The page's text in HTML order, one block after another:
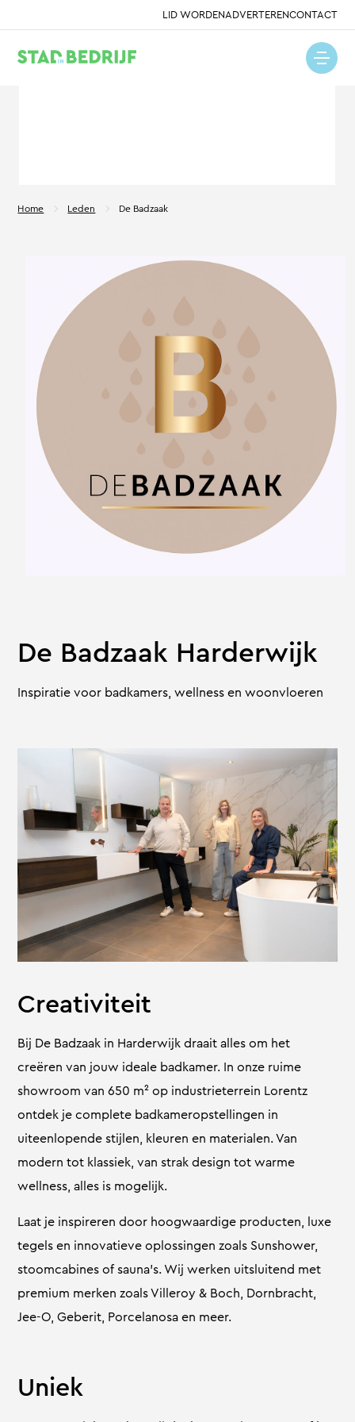
LID WORDENADVERTERENCONTACT
Home Leden De Badzaak
De Badzaak Harderwijk
Inspiratie voor badkamers, wellness en woonvloeren
Creativiteit
Bij De Badzaak in Harderwijk draait alles om het
creëren van jouw ideale badkamer. In onze ruime
showroom van 650 m² op industrieterrein Lorentz
ontdek je complete badkameropstellingen in
uiteenlopende stijlen, kleuren en materialen. Van
modern tot klassiek, van strak design tot warme
wellness, alles is mogelijk.
Laat je inspireren door hoogwaardige producten, luxe
tegels en innovatieve oplossingen zoals Sunshower,
stoomcabines of sauna’s. Wij werken uitsluitend met
premium merken zoals Villeroy & Boch, Dornbracht,
Jee-O, Geberit, Porcelanosa en meer.
Uniek